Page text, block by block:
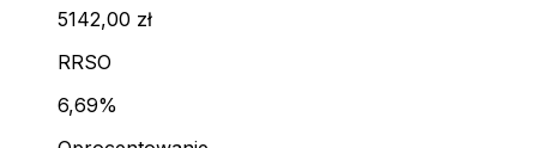
5142,00 zł
RRSO
6,69%